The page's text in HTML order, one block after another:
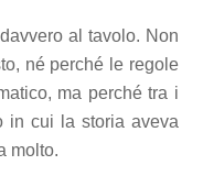
al tavolo. Non
né perché le regole
ma perché tra i
in cui la storia aveva
molto.